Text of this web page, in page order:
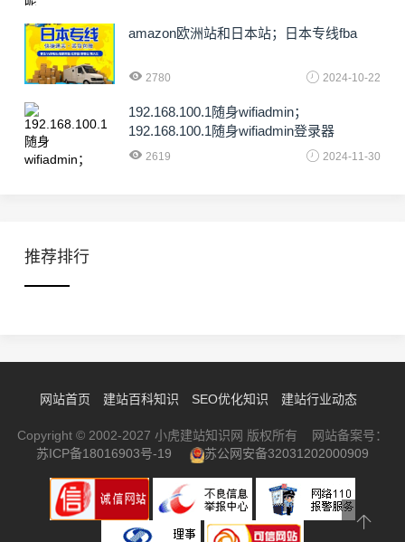
amazon欧洲站和日本站；日本专线fba
2780 2024-10-22
192.168.100.1随身wifiadmin；
192.168.100.1随身wifiadmin登录器
2619 2024-11-30
推荐排行
网站首页 建站百科知识 SEO优化知识 建站行业动态
Copyright © 2002-2027 小虎建站知识网 版权所有 网站备案号：
苏ICP备18016903号-19
苏公网安备32031202000909